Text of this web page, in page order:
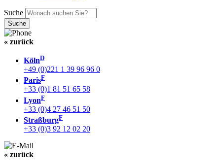
Suche
« zurück
KölnD
+49 (0)221 1 39 96 96 0
ParisF
+33 (0)1 81 51 65 58
LyonF
+33 (0)4 27 46 51 50
StraßburgF
+33 (0)3 92 12 02 20
« zurück